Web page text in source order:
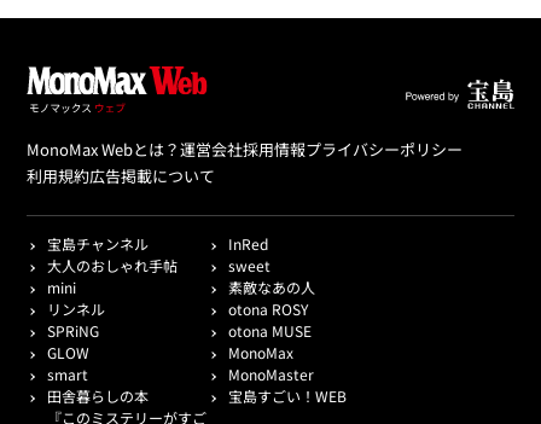
MonoMax Webとは？運営会社採用情報プライバシーポリシー
利用規約広告掲載について
宝島チャンネル
InRed
大人のおしゃれ手帖
sweet
mini
素敵なあの人
リンネル
otona ROSY
SPRiNG
otona MUSE
GLOW
MonoMax
smart
MonoMaster
田舎暮らしの本
宝島すごい！WEB
『このミステリーがすご